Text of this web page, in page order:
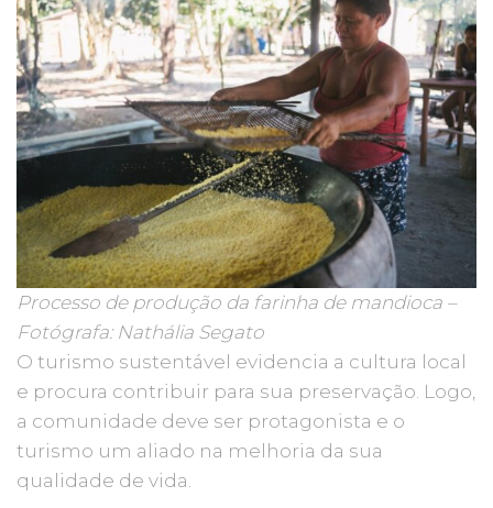
Processo de produção da farinha de mandioca –
Fotógrafa: Nathália Segato
O turismo sustentável evidencia a cultura local
e procura contribuir para sua preservação. Logo,
a comunidade deve ser protagonista e o
turismo um aliado na melhoria da sua
qualidade de vida.